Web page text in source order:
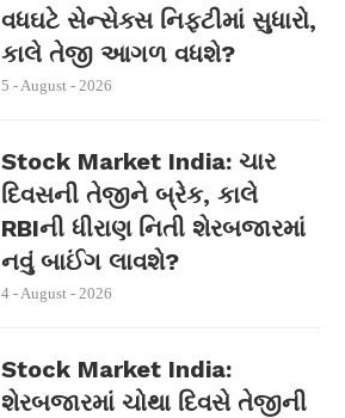
વધઘટે સેન્સેક્સ નિફ્ટીમાં સુધારો,
કાલે તેજી આગળ વધશે?
5 - August - 2026
Stock Market India: ચાર
દિવસની તેજીને બ્રેક, કાલે
RBIની ધીરાણ નિતી શેરબજારમાં
નવું બાઈંગ લાવશે?
4 - August - 2026
Stock Market India:
શેરબજારમાં ચોથા દિવસે તેજીની